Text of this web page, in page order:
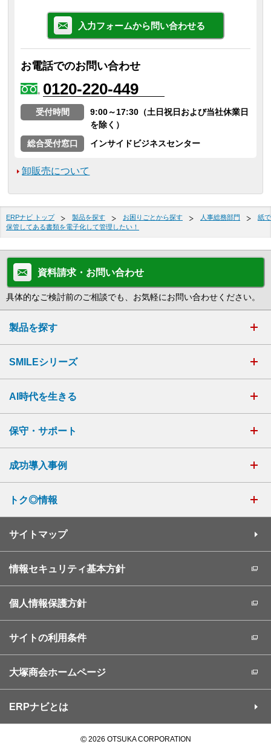
入力フォームから問い合わせる
お電話でのお問い合わせ
0120-220-449
受付時間
9:00～17:30（土日祝日および当社休業日
を除く）
総合受付窓口
インサイドビジネスセンター
卸販売について
ERPナビ トップ 製品を探す お困りごとから探す 人事総務部門
紙で
保管してある書類を電子化して管理したい！
資料請求・お問い合わせ
具体的なご検討前のご相談でも、お気軽にお問い合わせください。
製品を探す
SMILEシリーズ
AI時代を生きる
保守・サポート
成功導入事例
トク◎情報
サイトマップ
情報セキュリティ基本方針
個人情報保護方針
サイトの利用条件
大塚商会ホームページ
ERPナビとは
©2026 OTSUKA CORPORATION